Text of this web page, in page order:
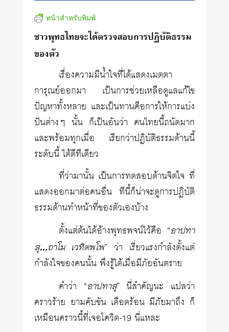
หน้าสำหรับพิมพ์
ชาวพุทธไทยจะได้ตรวจสอบการปฏิบัติธรรม
ของตัว
เรื่องความมีน้ำใจที่ได้แสดงเมตตา
การุณย์ออกมา เป็นการช่วยเหลือดูแลแก้ไข
ปัญหาทั้งหลาย และเป็นทานคือการให้การแบ่ง
ปันต่างๆ นั้น ก็เป็นอันว่า คนไทยนี้ถนัดมาก
และพร้อมทุกเมื่อ เรียกว่าปฏิบัติธรรมด้านนี้
ระดับนี้ ได้ดีทีเดียว
ที่ว่ามานั้น เป็นการทดสอบด้านจิตใจ ที่
แสดงออกมาต่อคนอื่น ทีนี้ก็น่าจะดูการปฏิบัติ
ธรรมด้านทำหน้าที่ของตัวเองบ้าง
ตั้งแต่ต้นได้อ้างพุทธพจน์ไว้คือ “อาปทา
สุ…ถาโม เวทิตพฺโพ” ว่า เรี่ยวแรงกำลังตั้งแต่
กำลังใจของคนนั้น พึงรู้ได้เมื่อมีภัยอันตราย
คำว่า “อาปทาสุ” นี่สำคัญนะ แปลว่า
คราวร้าย ยามคับขัน เดือดร้อน มีภัยมาถึง ก็
เหมือนคราวนี้ที่เจอโควิด-19 นี่แหละ